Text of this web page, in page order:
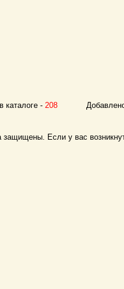
каталоге - 208 Добавлено
Если у вас